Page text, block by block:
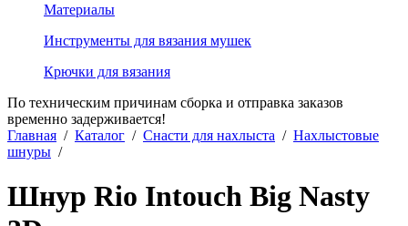
Материалы
Инструменты для вязания мушек
Крючки для вязания
По техническим причинам сборка и отправка заказов
временно задерживается!
Главная / Каталог / Снасти для нахлыста / Нахлыстовые
шнуры /
Шнур Rio Intouch Big Nasty